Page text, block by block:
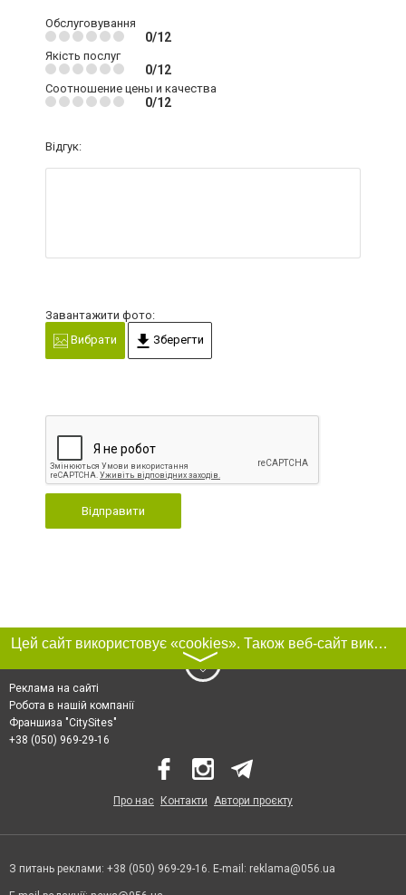
Обслуговування
0/12
Якість послуг
0/12
Соотношение цены и качества
0/12
Відгук:
Завантажити фото:
Вибрати
Зберегти
Відправити
Цей сайт використовує «cookies». Також веб-сайт використовує інтернет-сервіс для збору технічних даних стосовно відвідувачів з метою отримання маркетингової та статистичної інформації. Умови обробки даних відвідувачів сайту див.
〉
Реклама на сайті
Робота в нашій компанії
Франшиза "CitySites"
+38 (050) 969-29-16
Про нас Контакти Автори проєкту
З питань реклами: +38 (050) 969-29-16. E-mail: reklama@056.ua